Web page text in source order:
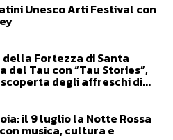
Unesco Arti Festival con
Fortezza di Santa
del Tau con “Tau Stories”,
degli affreschi di...
il 9 luglio la Notte Rossa
musica, cultura e